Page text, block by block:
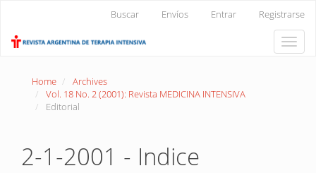
Content
Buscar Envíos Entrar Registrarse
Toggle
Home
Archives
Vol. 18 No. 2 (2001): Revista MEDICINA INTENSIVA
Editorial
2-1-2001 - Indice